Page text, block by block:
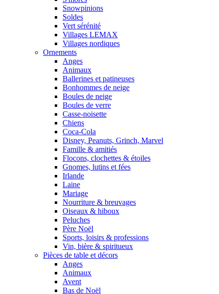
Snowpinions
Soldes
Vert sérénité
Villages LEMAX
Villages nordiques
Ornements
Anges
Animaux
Ballerines et patineuses
Bonhommes de neige
Boules de neige
Boules de verre
Casse-noisette
Chiens
Coca-Cola
Disney, Peanuts, Grinch, Marvel
Famille & amitiés
Flocons, clochettes & étoiles
Gnomes, lutins et fées
Irlande
Laine
Mariage
Nourriture & breuvages
Oiseaux & hiboux
Peluches
Père Noël
Sports, loisirs & professions
Vin, bière & spiritueux
Pièces de table et décors
Anges
Animaux
Avent
Bas de Noël